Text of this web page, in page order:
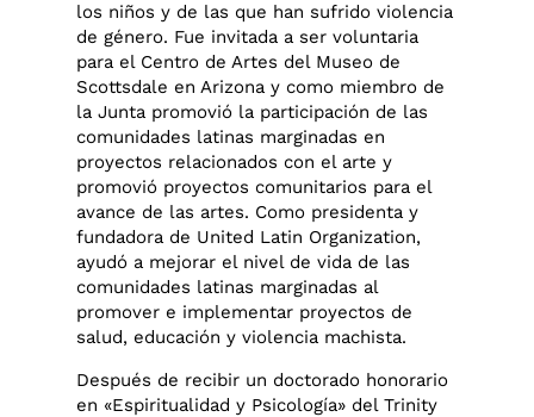
los niños y de las que han sufrido violencia
de género. Fue invitada a ser voluntaria
para el Centro de Artes del Museo de
Scottsdale en Arizona y como miembro de
la Junta promovió la participación de las
comunidades latinas marginadas en
proyectos relacionados con el arte y
promovió proyectos comunitarios para el
avance de las artes. Como presidenta y
fundadora de United Latin Organization,
ayudó a mejorar el nivel de vida de las
comunidades latinas marginadas al
promover e implementar proyectos de
salud, educación y violencia machista.
Después de recibir un doctorado honorario
en «Espiritualidad y Psicología» del Trinity